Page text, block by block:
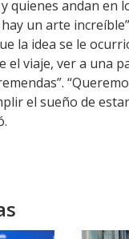
quienes andan en
un arte
la idea se le
el viaje, ver a una
el sueño de